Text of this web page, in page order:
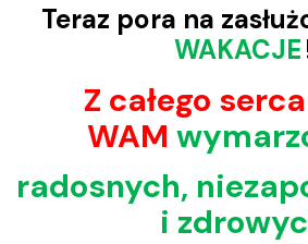
Teraz pora na
WAKACJE
Z całego
WAM
radosnych,
i